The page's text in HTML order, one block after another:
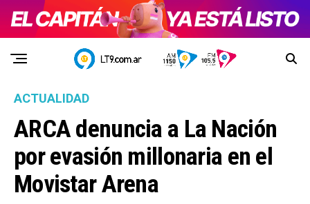
ACTUALIDAD
ARCA denuncia a La Nación
por evasión millonaria en el
Movistar Arena